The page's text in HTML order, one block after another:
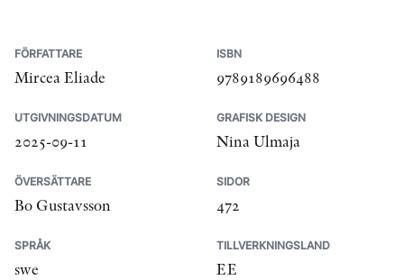
FÖRFATTARE
Mircea Eliade
ISBN
9789189696488
UTGIVNINGSDATUM
2025-09-11
GRAFISK DESIGN
Nina Ulmaja
ÖVERSÄTTARE
Bo Gustavsson
SIDOR
472
SPRÅK
swe
TILLVERKNINGSLAND
EE